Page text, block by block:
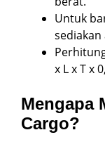
Untuk
sediakan
x L x T x
Mengapa
Cargo?